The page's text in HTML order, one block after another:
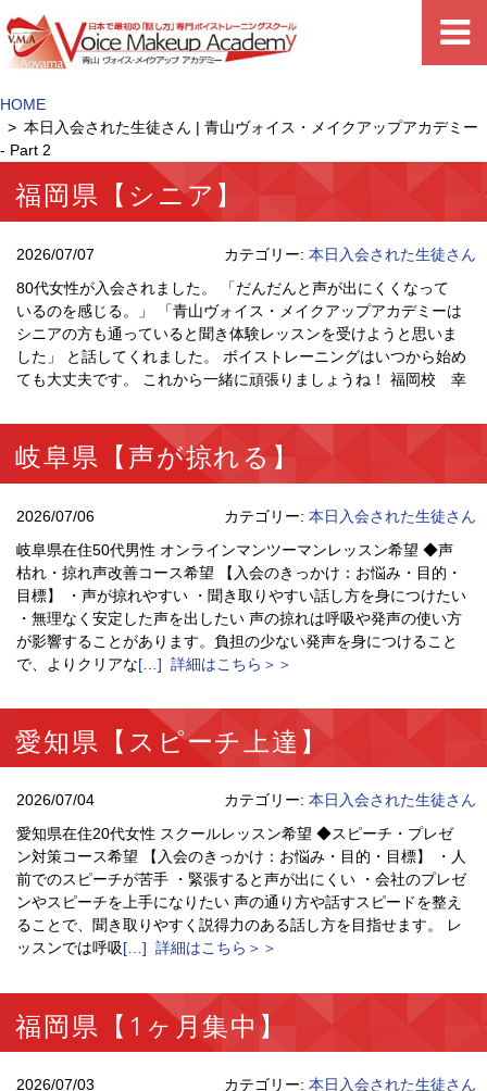
HOME
本日入会された生徒さん | 青山ヴォイス・メイクアップアカデミー
- Part 2
福岡県【シニア】
2026/07/07 カテゴリー: 本日入会された生徒さん
80代女性が入会されました。 「だんだんと声が出にくくなって
いるのを感じる。」 「青山ヴォイス・メイクアップアカデミーは
シニアの方も通っていると聞き体験レッスンを受けようと思いま
した」 と話してくれました。 ボイストレーニングはいつから始め
ても大丈夫です。 これから一緒に頑張りましょうね！ 福岡校 幸
岐阜県【声が掠れる】
2026/07/06 カテゴリー: 本日入会された生徒さん
岐阜県在住50代男性 オンラインマンツーマンレッスン希望 ◆声
枯れ・掠れ声改善コース希望 【入会のきっかけ：お悩み・目的・
目標】 ・声が掠れやすい ・聞き取りやすい話し方を身につけたい
・無理なく安定した声を出したい 声の掠れは呼吸や発声の使い方
が影響することがあります。負担の少ない発声を身につけること
で、よりクリアな[…] 詳細はこちら＞＞
愛知県【スピーチ上達】
2026/07/04 カテゴリー: 本日入会された生徒さん
愛知県在住20代女性 スクールレッスン希望 ◆スピーチ・プレゼ
ン対策コース希望 【入会のきっかけ：お悩み・目的・目標】 ・人
前でのスピーチが苦手 ・緊張すると声が出にくい ・会社のプレゼ
ンやスピーチを上手になりたい 声の通り方や話すスピードを整え
ることで、聞き取りやすく説得力のある話し方を目指せます。 レ
ッスンでは呼吸[…] 詳細はこちら＞＞
福岡県【1ヶ月集中】
2026/07/03 カテゴリー: 本日入会された生徒さん